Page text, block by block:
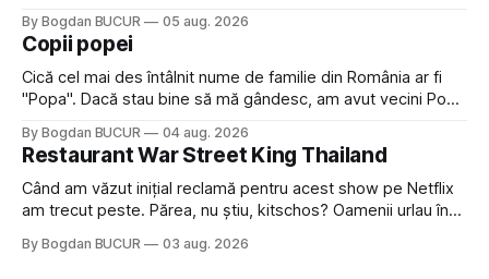
a dovedit că jumătatea masculină a acelui duo era cam
dubioasă...) 2. Băgăm la
By Bogdan BUCUR 05 aug. 2026
Copii popei
Cică cel mai des întâlnit nume de familie din România ar fi
"Popa". Dacă stau bine să mă gândesc, am avut vecini Popa
Dexonline spune de etimologia termenului de popă că ar
veni din slava veche, popŭ,
By Bogdan BUCUR 04 aug. 2026
Restaurant War Street King Thailand
Când am văzut inițial reclamă pentru acest show pe Netflix
am trecut peste. Părea, nu știu, kitschos? Oamenii urlau în
fine dining din alte show-uri... așa că am zis pas. Apoi ceva,
By Bogdan BUCUR 03 aug. 2026